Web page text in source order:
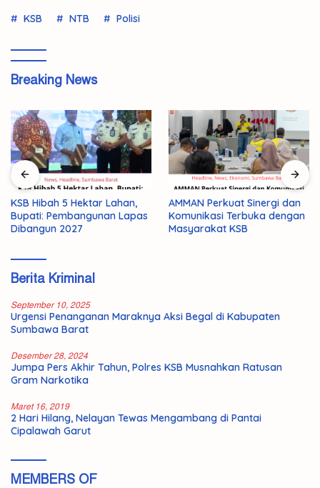
KSB NTB Polisi
Breaking News
KSB Hibah 5 Hektar Lahan,
Bupati: Pembangunan Lapas
Dibangun 2027
AMMAN Perkuat Sinergi dan
Komunikasi Terbuka dengan
Masyarakat KSB
Berita Kriminal
September 10, 2025
Urgensi Penanganan Maraknya Aksi Begal di Kabupaten
Sumbawa Barat
Desember 28, 2024
Jumpa Pers Akhir Tahun, Polres KSB Musnahkan Ratusan
Gram Narkotika
Maret 16, 2019
2 Hari Hilang, Nelayan Tewas Mengambang di Pantai
Cipalawah Garut
MEMBERS OF